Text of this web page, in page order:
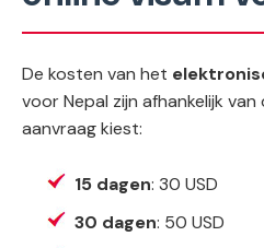
De kosten van het
voor Nepal zijn afhankelijk
aanvraag kiest:
15 dagen: 30 USD
30 dagen: 50 USD